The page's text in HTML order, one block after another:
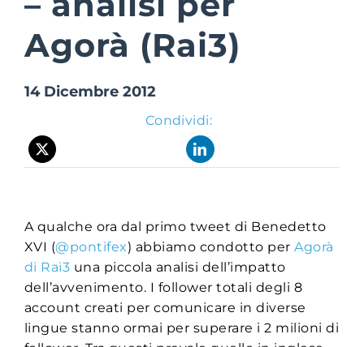
Suite Login
Agorà (Rai3)
14 Dicembre 2012
Condividi:
A qualche ora dal primo tweet di Benedetto
XVI (@pontifex) abbiamo condotto perAgorà
di Rai3 una piccola analisi dell’impatto
dell’avvenimento. I follower totali degli 8
account creati per comunicare in diverse
lingue stanno ormai per superare i 2 milioni di